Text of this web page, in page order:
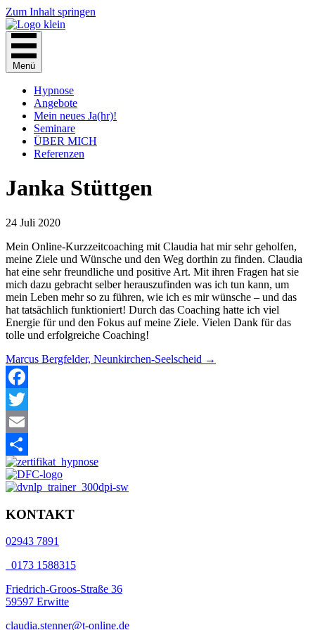
Zum Inhalt springen
Menü
Hypnose
Angebote
Mein neues Ja(hr)!
Seminare
ÜBER MICH
Referenzen
Janka Stüttgen
24 Juli 2020
Mein Online-Kurzzeitcoaching mit Claudia hat mir sehr geholfen,
meine Ziele und Wünsche und den Weg dorthin zu finden. Claudia
hat eine sehr freundliche und positive Art. Mit ihren Fragen hat sie
mich dazu gebracht selber herauszufinden was ich tun kann, um
mein Leben mehr so zu führen, wie ich es mir wünsche – und das
hat tatsächlich funktioniert! Durch das Coaching hatte ich viel
Energie für und den Fokus auf meine Ziele. Vielen Dank für das
tolle und erfolgreiche Coaching!
Posts
navigation
Marcus Bergfelder, Neunkirchen-Seelscheid →
Facebook
Twitter
Email
Teilen
KONTAKT
02943 7891
0173 1588315
Friedrich-Groos-Straße 36
59597 Erwitte
claudia.stenner@t-online.de